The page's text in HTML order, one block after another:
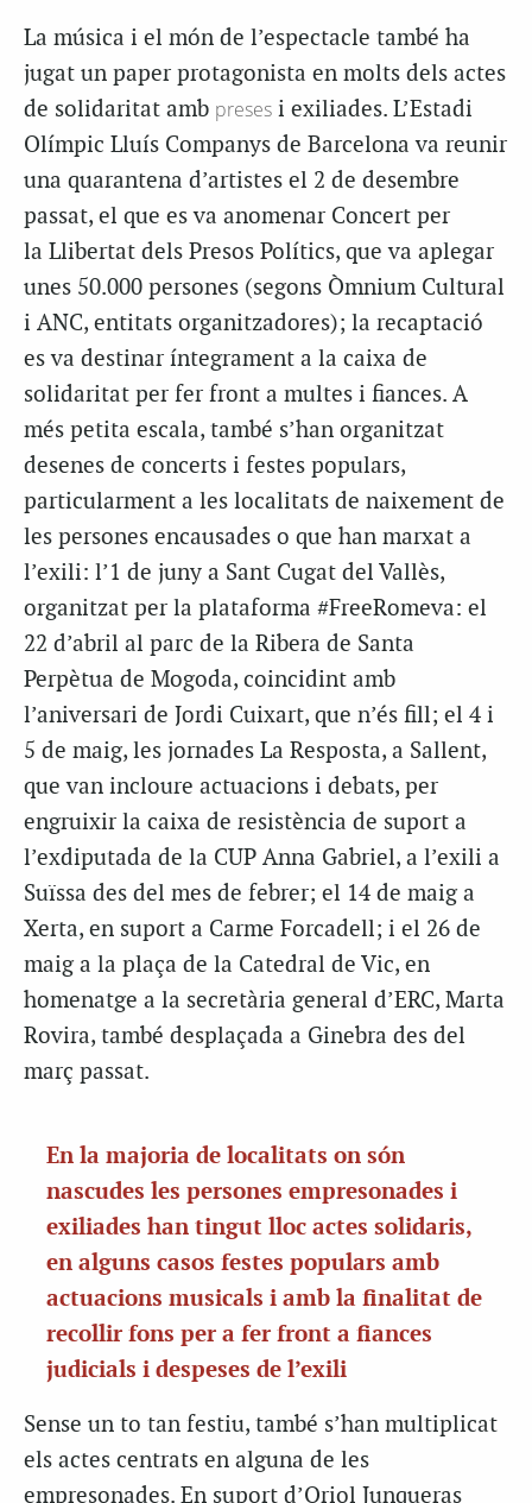
La música i el món de l’espectacle també ha
jugat un paper protagonista en molts dels actes
de solidaritat amb preses i exiliades. L’Estadi
Olímpic Lluís Companys de Barcelona va reunir
una quarantena d’artistes el 2 de desembre
passat, el que es va anomenar Concert per
la Llibertat dels Presos Polítics, que va aplegar
unes 50.000 persones (segons Òmnium Cultural
i ANC, entitats organitzadores); la recaptació
es va destinar íntegrament a la caixa de
solidaritat per fer front a multes i fiances. A
més petita escala, també s’han organitzat
desenes de concerts i festes populars,
particularment a les localitats de naixement de
les persones encausades o que han marxat a
l’exili: l’1 de juny a Sant Cugat del Vallès,
organitzat per la plataforma #FreeRomeva: el
22 d’abril al parc de la Ribera de Santa
Perpètua de Mogoda, coincidint amb
l’aniversari de Jordi Cuixart, que n’és fill; el 4 i
5 de maig, les jornades La Resposta, a Sallent,
que van incloure actuacions i debats, per
engruixir la caixa de resistència de suport a
l’exdiputada de la CUP Anna Gabriel, a l’exili a
Suïssa des del mes de febrer; el 14 de maig a
Xerta, en suport a Carme Forcadell; i el 26 de
maig a la plaça de la Catedral de Vic, en
homenatge a la secretària general d’ERC, Marta
Rovira, també desplaçada a Ginebra des del
març passat.
En la majoria de localitats on són
nascudes les persones empresonades i
exiliades han tingut lloc actes solidaris,
en alguns casos festes populars amb
actuacions musicals i amb la finalitat de
recollir fons per a fer front a fiances
judicials i despeses de l’exili
Sense un to tan festiu, també s’han multiplicat
els actes centrats en alguna de les
empresonades. En suport d’Oriol Junqueras